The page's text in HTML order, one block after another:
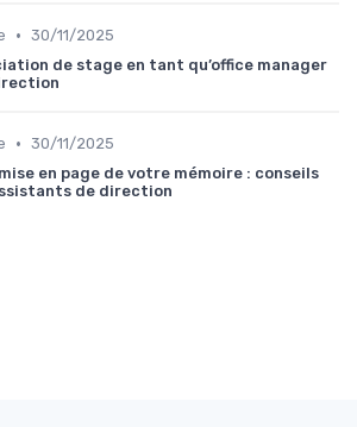
• 30/11/2025
de stage en tant qu’office manager
• 30/11/2025
en page de votre mémoire : conseils
de direction